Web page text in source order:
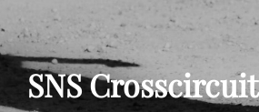
SNS Crosscircuit